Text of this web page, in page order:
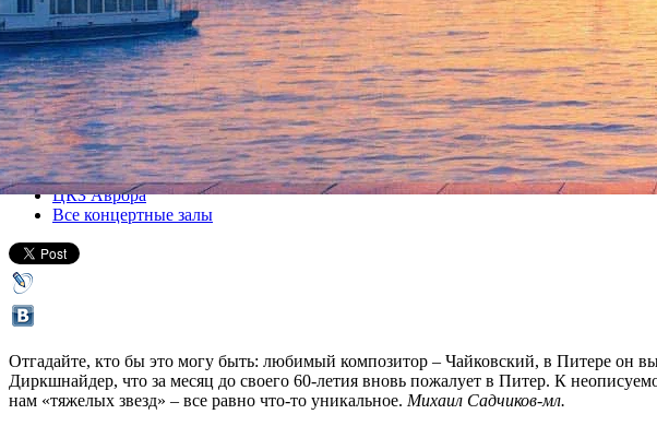
UDO
08 марта 2012, четверг,20.00
Версия для печати
Все концерты
ЦКЗ Аврора
Все концертные залы
Отгадайте, кто бы это могу быть: любимый композитор – Чайковский, в Питере он
Диркшнайдер, что за месяц до своего 60-летия вновь пожалует в Питер. К
нам «тяжелых звезд» – все равно что-то уникальное. Михаил Садчиков-мл.